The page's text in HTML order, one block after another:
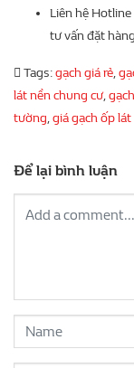
Liên hệ
tư vấn đặt
Tags:gạch giá rẻ,
lát nền chung cư,
tường,giá gạch ốp lát
Để lại bình luận